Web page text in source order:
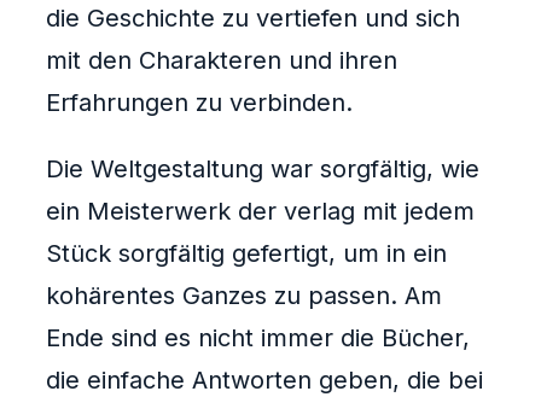
die Geschichte zu vertiefen und sich
mit den Charakteren und ihren
Erfahrungen zu verbinden.
Die Weltgestaltung war sorgfältig, wie
ein Meisterwerk der verlag mit jedem
Stück sorgfältig gefertigt, um in ein
kohärentes Ganzes zu passen. Am
Ende sind es nicht immer die Bücher,
die einfache Antworten geben, die bei